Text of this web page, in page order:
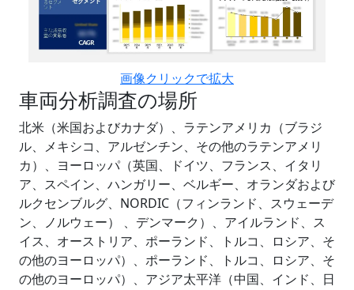
画像クリックで拡大
車両分析調査の場所
北米（米国およびカナダ）、ラテンアメリカ（ブラジ
ル、メキシコ、アルゼンチン、その他のラテンアメリ
カ）、ヨーロッパ（英国、ドイツ、フランス、イタリ
ア、スペイン、ハンガリー、ベルギー、オランダおよび
ルクセンブルグ、NORDIC（フィンランド、スウェーデ
ン、ノルウェー） 、デンマーク）、アイルランド、ス
イス、オーストリア、ポーランド、トルコ、ロシア、そ
の他のヨーロッパ）、ポーランド、トルコ、ロシア、そ
の他のヨーロッパ）、アジア太平洋（中国、インド、日